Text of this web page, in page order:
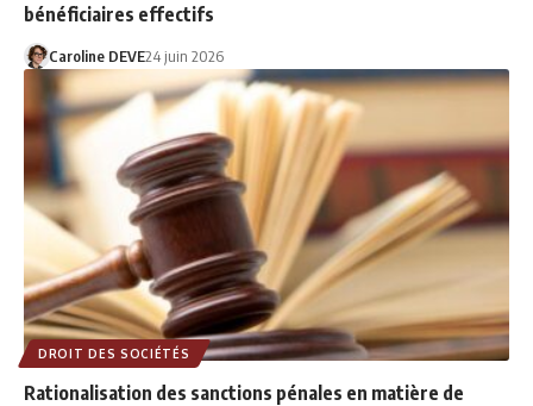
bénéficiaires effectifs
Caroline DEVE24 juin 2026
DROIT DES SOCIÉTÉS
Rationalisation des sanctions pénales en matière de